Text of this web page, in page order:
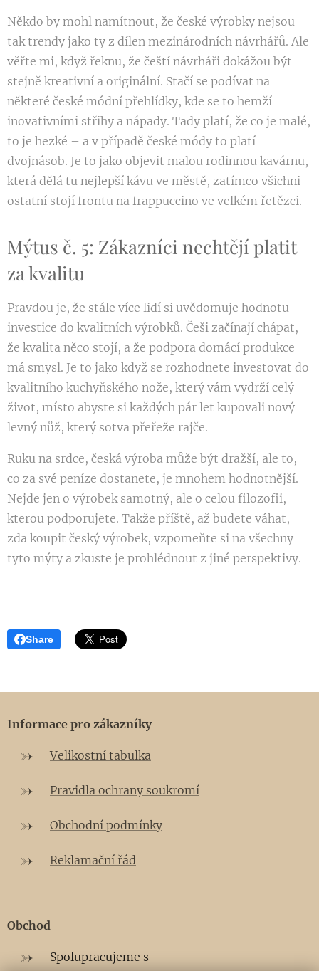
Někdo by mohl namítnout, že české výrobky nejsou
tak trendy jako ty z dílen mezinárodních návrhářů. Ale
věřte mi, když řeknu, že čeští návrháři dokážou být
stejně kreativní a originální. Stačí se podívat na
některé české módní přehlídky, kde se to hemží
inovativními střihy a nápady. Tady platí, že co je malé,
to je hezké – a v případě české módy to platí
dvojnásob. Je to jako objevit malou rodinnou kavárnu,
která dělá tu nejlepší kávu ve městě, zatímco všichni
ostatní stojí frontu na frappuccino ve velkém řetězci.
Mýtus č. 5: Zákazníci nechtějí platit
za kvalitu
Pravdou je, že stále více lidí si uvědomuje hodnotu
investice do kvalitních výrobků. Češi začínají chápat,
že kvalita něco stojí, a že podpora domácí produkce
má smysl. Je to jako když se rozhodnete investovat do
kvalitního kuchyňského nože, který vám vydrží celý
život, místo abyste si každých pár let kupovali nový
levný nůž, který sotva přeřeže rajče.
Ruku na srdce, česká výroba může být dražší, ale to,
co za své peníze dostanete, je mnohem hodnotnější.
Nejde jen o výrobek samotný, ale o celou filozofii,
kterou podporujete. Takže příště, až budete váhat,
zda koupit český výrobek, vzpomeňte si na všechny
tyto mýty a zkuste je prohlédnout z jiné perspektivy.
Share
Informace pro zákazníky
Velikostní tabulka
Pravidla ochrany soukromí
Obchodní podmínky
Reklamační řád
Obchod
Spolupracujeme s